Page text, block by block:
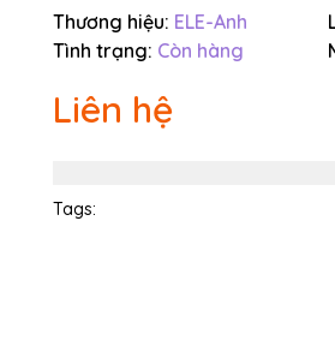
Thương hiệu: ELE-Anh
Tình trạng: Còn hàng
Liên hệ
Tags:
Ngày hết hạn:
Điều kiện: